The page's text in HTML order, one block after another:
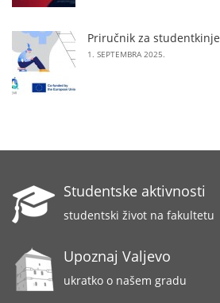
Priručnik za studentkinje
1. SEPTEMBRA 2025.
Studentske aktivnosti
studentski život na fakultetu
Upoznaj Valjevo
ukratko o našem gradu